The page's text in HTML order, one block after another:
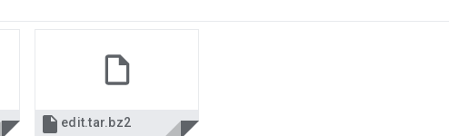
 edit.tar.bz2